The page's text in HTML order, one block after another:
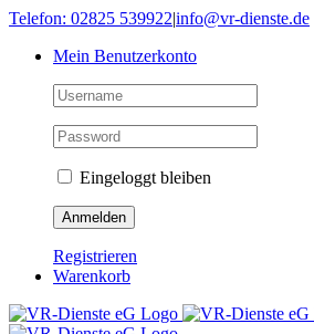
Skip
content
Telefon: 02825 539922|info@vr-dienste.de
Mein Benutzerkonto
Eingeloggt bleiben
Registrieren
Warenkorb